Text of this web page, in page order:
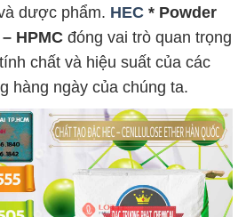
dược phẩm. HEC * Powder
– HPMC đóng vai trò quan trọng
chất và hiệu suất của các
hàng ngày của chúng ta.